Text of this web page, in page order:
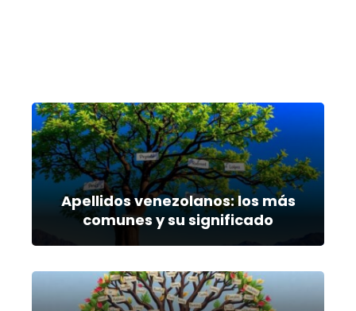
Apellidos venezolanos: los más
comunes y su significado